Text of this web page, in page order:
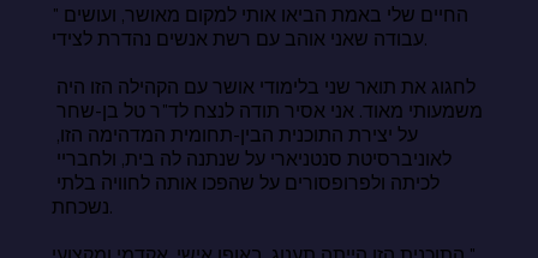
"החיים שלי באמת הביאו אותי למקום מאושר, ועושים
עבודה שאני אוהב עם רשת אנשים נהדרת לצידי.
משמעותי מאוד. אני אסיר תודה לנצח לד"ר טל בן-שחר
נשכחת.